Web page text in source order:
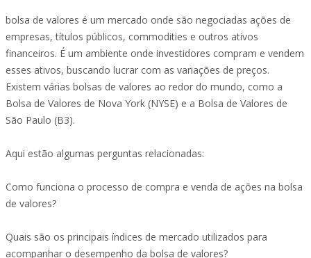
bolsa de valores é um mercado onde são negociadas ações de
empresas, títulos públicos, commodities e outros ativos
financeiros. É um ambiente onde investidores compram e vendem
esses ativos, buscando lucrar com as variações de preços.
Existem várias bolsas de valores ao redor do mundo, como a
Bolsa de Valores de Nova York (NYSE) e a Bolsa de Valores de
São Paulo (B3).
Aqui estão algumas perguntas relacionadas:
Como funciona o processo de compra e venda de ações na bolsa
de valores?
Quais são os principais índices de mercado utilizados para
acompanhar o desempenho da bolsa de valores?